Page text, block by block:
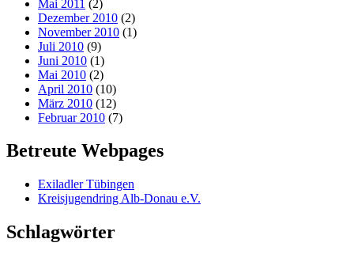
Mai 2011 (2)
Dezember 2010 (2)
November 2010 (1)
Juli 2010 (9)
Juni 2010 (1)
Mai 2010 (2)
April 2010 (10)
März 2010 (12)
Februar 2010 (7)
Betreute Webpages
Exiladler Tübingen
Kreisjugendring Alb-Donau e.V.
Schlagwörter